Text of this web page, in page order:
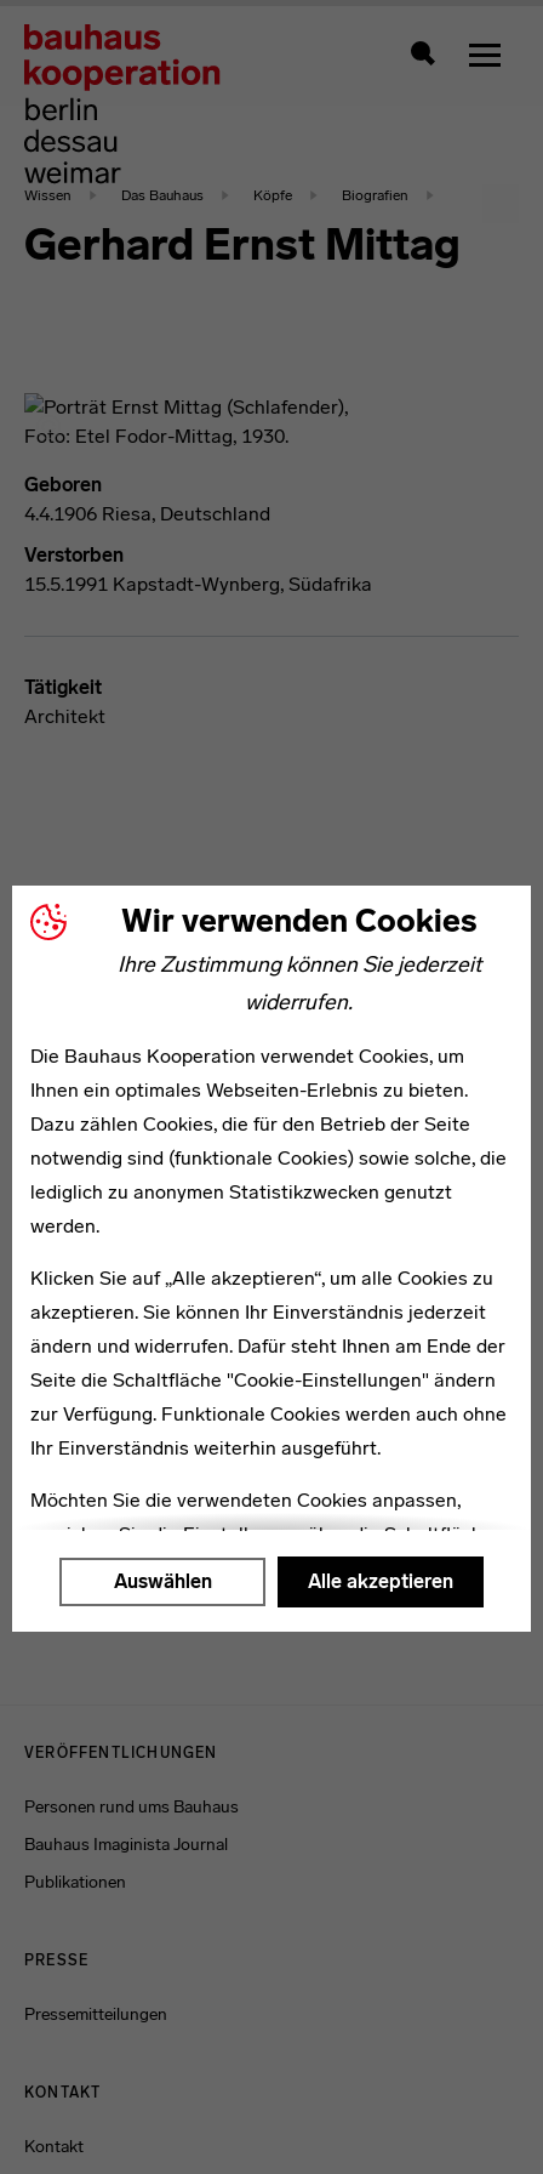
Wir verwenden Cookies
Ihre Zustimmung können Sie jederzeit
widerrufen.
Die Bauhaus Kooperation verwendet Cookies, um
Ihnen ein optimales Webseiten-Erlebnis zu bieten.
Dazu zählen Cookies, die für den Betrieb der Seite
notwendig sind (funktionale Cookies) sowie solche, die
lediglich zu anonymen Statistikzwecken genutzt
werden.
Klicken Sie auf „Alle akzeptieren“, um alle Cookies zu
akzeptieren. Sie können Ihr Einverständnis jederzeit
ändern und widerrufen. Dafür steht Ihnen am Ende der
Seite die Schaltfläche "Cookie-Einstellungen" ändern
zur Verfügung. Funktionale Cookies werden auch ohne
Ihr Einverständnis weiterhin ausgeführt.
Möchten Sie die verwendeten Cookies anpassen,
erreichen Sie die Einstellungen über die Schaltfläche
"Auswählen".
Auswählen Alle akzeptieren
Zeigt
Wissen Das Bauhaus Köpfe Biografien
Gerhard Ernst Mittag
Geboren
4.4.1906 Riesa, Deutschland
Verstorben
15.5.1991 Kapstadt-Wynberg, Südafrika
Tätigkeit
Architekt
WEITERE ARTIKEL ZUM THEMA
Max Peiffer Watenphul
Fritz Taudte
* 1895
Paul Teichgräber
* 1891
VERÖFFENTLICHUNGEN
Personen rund ums Bauhaus
Bauhaus Imaginista Journal
Publikationen
PRESSE
Pressemitteilungen
KONTAKT
Kontakt